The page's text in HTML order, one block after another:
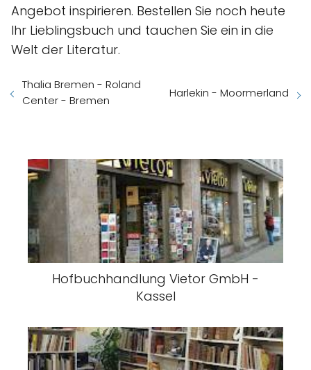
Angebot inspirieren. Bestellen Sie noch heute
Ihr Lieblingsbuch und tauchen Sie ein in die
Welt der Literatur.
Thalia Bremen - Roland
Center - Bremen
Harlekin - Moormerland
Hofbuchhandlung Vietor GmbH -
Kassel